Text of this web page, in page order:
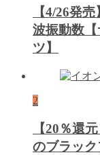
【4/26発
波振動数
ツ】
2
【20％還
のブラッ